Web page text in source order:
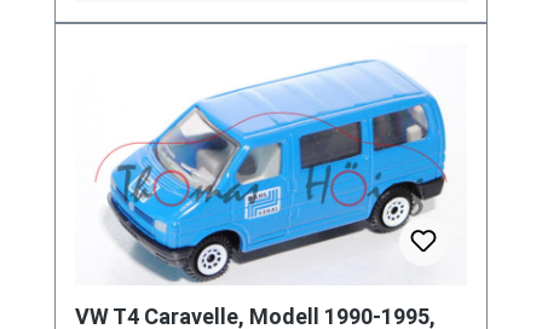
VW T4 Caravelle, Modell 1990-1995,